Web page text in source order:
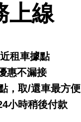
上線
租車據點
惠不漏接
，取/還車最方便
小時稍後付款